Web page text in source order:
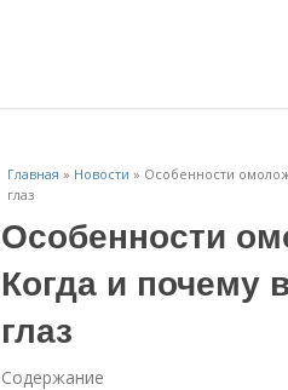
Главная » Новости » Особенности
глаз
Особенности
Когда и почему
глаз
Содержание